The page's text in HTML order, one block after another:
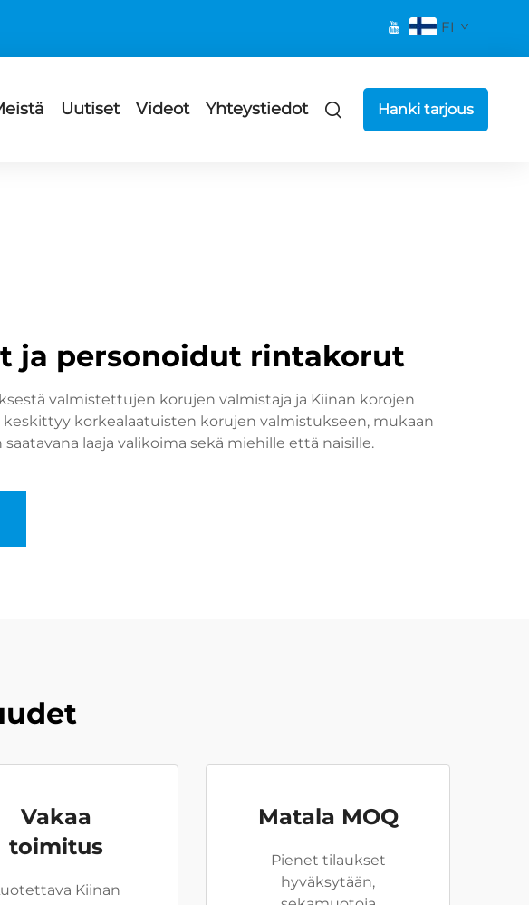
FI
Uutiset Videot Yhteystiedot Hanki tarjous
ja personoidut rintakorut
valmistettujen korujen valmistaja ja Kiinan korojen
korkealaatuisten korujen valmistukseen, mukaan
laaja valikoima sekä miehille että naisille.
Vakaa
toimitus
Kiinan
Matala MOQ
Pienet tilaukset
hyväksytään,